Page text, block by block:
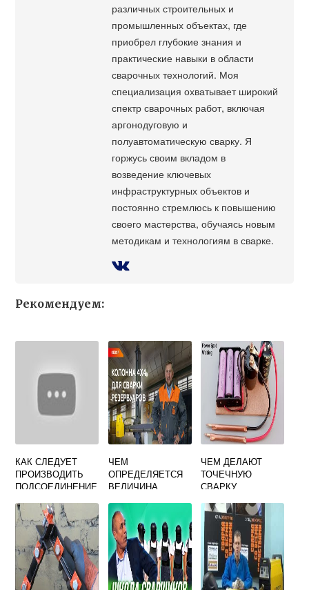
различных строительных и
промышленных объектах, где
приобрел глубокие знания и
практические навыки в области
сварочных технологий. Моя
специализация охватывает широкий
спектр сварочных работ, включая
аргонодуговую и
полуавтоматическую сварку. Я
горжусь своим вкладом в
возведение ключевых
инфраструктурных объектов и
постоянно стремлюсь к повышению
своего мастерства, обучаясь новым
методикам и технологиям в сварке.
Рекомендуем:
КАК СЛЕДУЕТ
ПРОИЗВОДИТЬ
ПОДСОЕДИНЕНИЕ
ПРОВОДА ОТ
СВАРОЧНОГО
ИСТОЧНИКА К
СВАРИВАЕМОМУ
ЧЕМ
ОПРЕДЕЛЯЕТСЯ
ВЕЛИЧИНА
ДУГИ ПРИ
АВТОМАТИЧЕСКО
Й СВАРКЕ ПОД
ФЛЮСОМ
ЧЕМ ДЕЛАЮТ
ТОЧЕЧНУЮ
СВАРКУ